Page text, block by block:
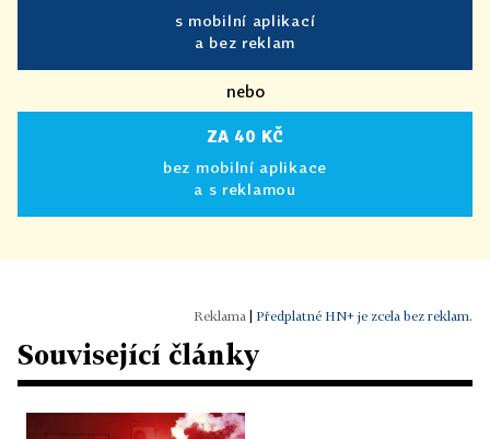
s mobilní aplikací
a bez reklam
nebo
ZA 40 KČ
bez mobilní aplikace
a s reklamou
Předplatné HN+ je zcela bez reklam.
Související články